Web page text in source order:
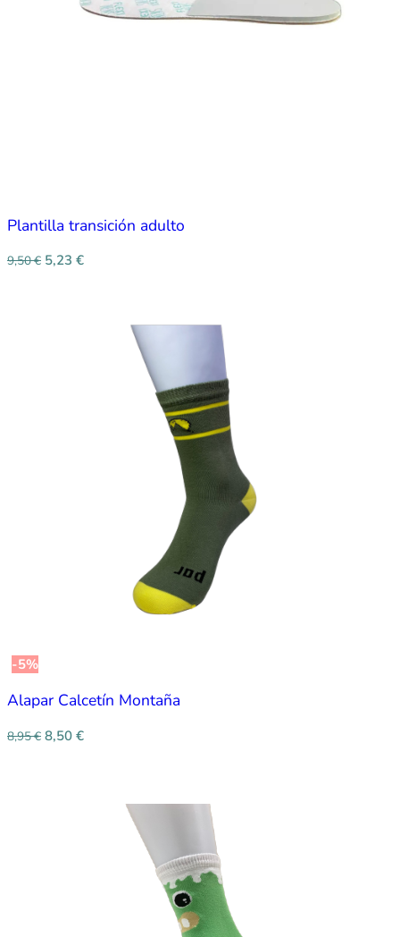
Plantilla transición adulto
9,50€ 5,23 €
-5%
Alapar Calcetín Montaña
8,95€ 8,50 €